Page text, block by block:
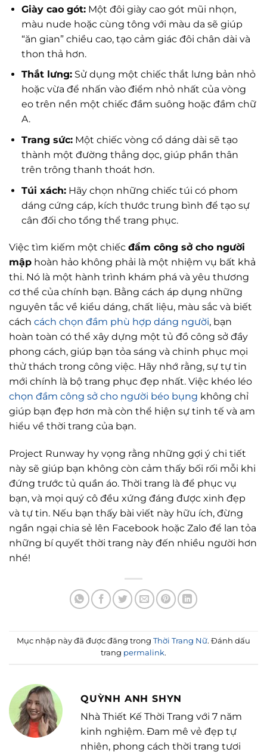
Giày cao gót:Một đôi giày cao gót mũi nhọn,
màu nude hoặc cùng tông với màu da sẽ giúp
“ăn gian” chiều cao, tạo cảm giác đôi chân dài và
thon thả hơn.
Thắt lưng:Sử dụng một chiếc thắt lưng bản nhỏ
hoặc vừa để nhấn vào điểm nhỏ nhất của vòng
eo trên nền một chiếc đầm suông hoặc đầm chữ
A.
Trang sức:Một chiếc vòng cổ dáng dài sẽ tạo
thành một đường thẳng dọc, giúp phần thân
trên trông thanh thoát hơn.
Túi xách:Hãy chọn những chiếc túi có phom
dáng cứng cáp, kích thước trung bình để tạo sự
cân đối cho tổng thể trang phục.
Việc tìm kiếm một chiếc đầm công sở cho người
mập hoàn hảo không phải là một nhiệm vụ bất khả
thi. Nó là một hành trình khám phá và yêu thương
cơ thể của chính bạn. Bằng cách áp dụng những
nguyên tắc về kiểu dáng, chất liệu, màu sắc và biết
cách cách chọn đầm phù hợp dáng người, bạn
hoàn toàn có thể xây dựng một tủ đồ công sở đầy
phong cách, giúp bạn tỏa sáng và chinh phục mọi
thử thách trong công việc. Hãy nhớ rằng, sự tự tin
mới chính là bộ trang phục đẹp nhất. Việc khéo léo
chọn đầm công sở cho người béo bụng không chỉ
giúp bạn đẹp hơn mà còn thể hiện sự tinh tế và am
hiểu về thời trang của bạn.
Project Runway hy vọng rằng những gợi ý chi tiết
này sẽ giúp bạn không còn cảm thấy bối rối mỗi khi
đứng trước tủ quần áo. Thời trang là để phục vụ
bạn, và mọi quý cô đều xứng đáng được xinh đẹp
và tự tin. Nếu bạn thấy bài viết này hữu ích, đừng
ngần ngại chia sẻ lên Facebook hoặc Zalo để lan tỏa
những bí quyết thời trang này đến nhiều người hơn
nhé!
Mục nhập này đã được đăng trong Thời Trang Nữ. Đánh dấu
trang permalink.
QUỲNH ANH SHYN
Nhà Thiết Kế Thời Trang với 7 năm
kinh nghiệm. Đam mê vẻ đẹp tự
nhiên, phong cách thời trang tươi